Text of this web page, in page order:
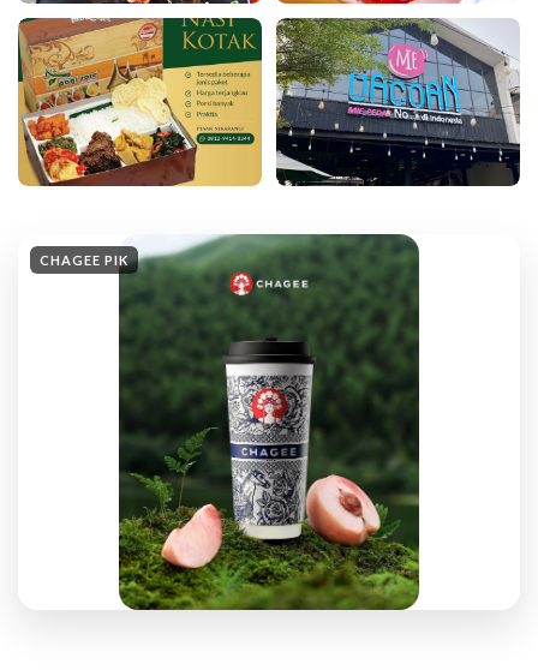
CHAGEE PIK